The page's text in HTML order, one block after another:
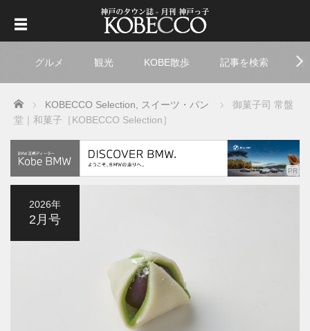
グルメ 観光 KOBE散歩 記事を検索
Home KOBECCO Selection スイーツ・パン
御菓子司 常盤
堂｜和菓子［KOBECCO Selection］
2026年
2月号